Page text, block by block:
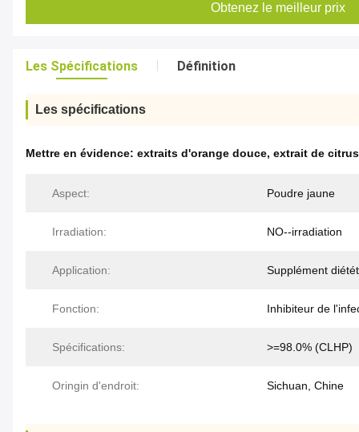
Obtenez le meilleur prix
Les Spécifications Définition
Les spécifications
Mettre en évidence: extraits d'orange douce, extrait de
Aspect: Poudre jaune
Irradiation: NO--irradiation
Application: Supplément
Fonction: Inhibiteur de
Spécifications: >=98.0% (CLHP)
Oringin d'endroit: Sichuan, Chine